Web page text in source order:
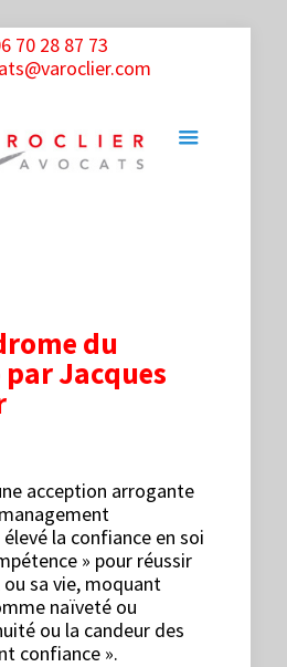
70 28 87 73
du
Jacques
acception arrogante
la confiance en soi
» pour réussir
sa vie, moquant
naïveté ou
ou la candeur des
confiance ».